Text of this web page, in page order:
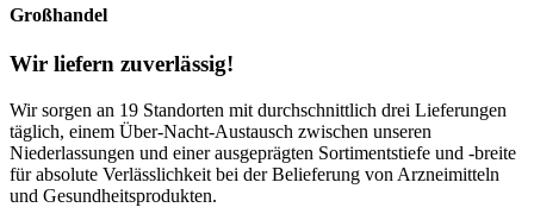
Großhandel
Wir liefern zuverlässig!
Wir sorgen an 19 Standorten mit durchschnittlich drei Lieferungen
täglich, einem Über-Nacht-Austausch zwischen unseren
Niederlassungen und einer ausgeprägten Sortimentstiefe und -breite
für absolute Verlässlichkeit bei der Belieferung von Arzneimitteln
und Gesundheitsprodukten.